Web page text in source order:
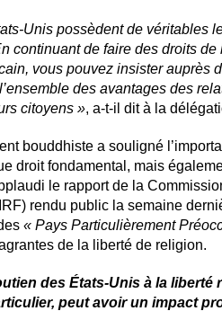
Unis possèdent de véritables
continuant de faire des droits
vous pouvez insister auprès
des avantages des
citoyens », a-t-il dit à la
bouddhiste a souligné
droit fondamental, mais
le rapport de la
rendu public la semaine
« Pays Particulièrement
de la liberté de religion.
des États-Unis à la liberté
peut avoir un impact